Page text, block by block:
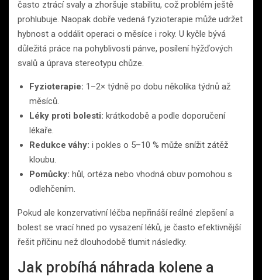
často ztrácí svaly a zhoršuje stabilitu, což problém ještě
prohlubuje. Naopak dobře vedená fyzioterapie může udržet
hybnost a oddálit operaci o měsíce i roky. U kyčle bývá
důležitá práce na pohyblivosti pánve, posílení hýžďových
svalů a úprava stereotypu chůze.
Fyzioterapie: 1–2× týdně po dobu několika týdnů až
měsíců.
Léky proti bolesti: krátkodobě a podle doporučení
lékaře.
Redukce váhy: i pokles o 5–10 % může snížit zátěž
kloubu.
Pomůcky: hůl, ortéza nebo vhodná obuv pomohou s
odlehčením.
Pokud ale konzervativní léčba nepřináší reálné zlepšení a
bolest se vrací hned po vysazení léků, je často efektivnější
řešit příčinu než dlouhodobě tlumit následky.
Jak probíhá náhrada kolene a